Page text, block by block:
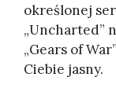
określonej
„Uncharted”
„Gears of
Ciebie jasny.